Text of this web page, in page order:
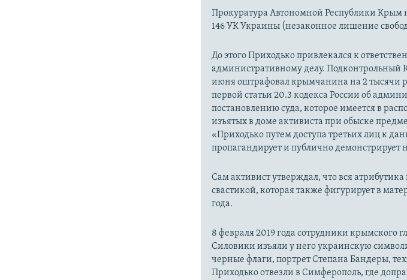
Прокуратура Автономной Республики Крым
146 УК Украины (незаконное лишение
До этого Приходько привлекался к
административному делу.
июня оштрафовал крымчанина на 2 тысячи
первой статьи 20.3 кодекса России об
постановлению суда, которое имеется в
изъятых в доме активиста при обыске
«Приходько путем доступа третьих лиц к
пропагандирует и публично демонстрирует
Сам активист утверждал, что вся
свастикой, которая также фигурирует в
года.
8 февраля 2019 года сотрудники крымского
Силовики изъяли у него украинскую
черные флаги, портрет Степана Бандеры,
Приходько отвезли в Симферополь, где